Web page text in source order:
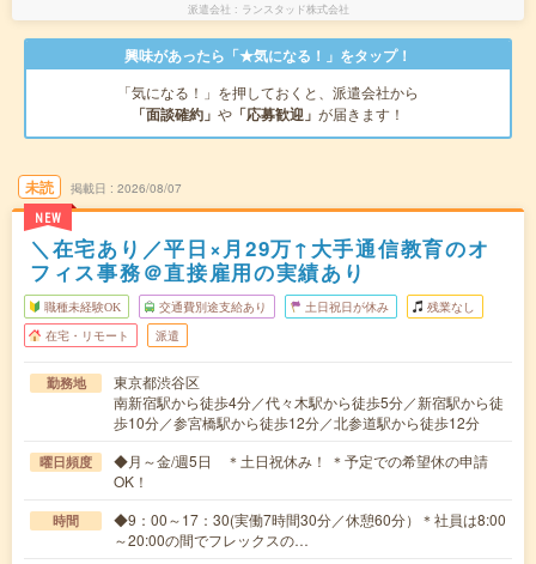
派遣会社 ランスタッド株式会社
興味があったら「★気になる！」をタップ！
「気になる！」を押しておくと、派遣会社から
「面談確約」 や 「応募歓迎」 が届きます！
未読
NEW
掲載日 2026/08/07
＼在宅あり／平日×月29万↑大手通信教育のオ
フィス事務＠直接雇用の実績あり
職種未経験OK 交通費別途支給あり 土日祝日が休み 残業なし
在宅・リモート 派遣
勤務地
東京都渋谷区
南新宿駅から徒歩4分／代々木駅から徒歩5分／新宿駅から徒
歩10分／参宮橋駅から徒歩12分／北参道駅から徒歩12分
曜日頻度
◆月～金/週5日 ＊土日祝休み！ ＊予定での希望休の申請
OK！
時間
◆9：00～17：30(実働7時間30分／休憩60分）＊社員は8:00
～20:00の間でフレックスの…